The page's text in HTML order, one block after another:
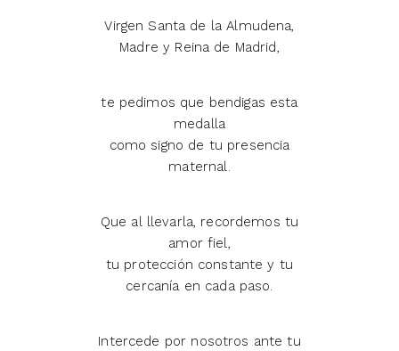
Virgen Santa de la Almudena,
Madre y Reina de Madrid,
te pedimos que bendigas esta
medalla
como signo de tu presencia
maternal.
Que al llevarla, recordemos tu
amor fiel,
tu protección constante y tu
cercanía en cada paso.
Intercede por nosotros ante tu